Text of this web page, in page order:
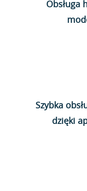
Obsługa
Szybka
dzięki